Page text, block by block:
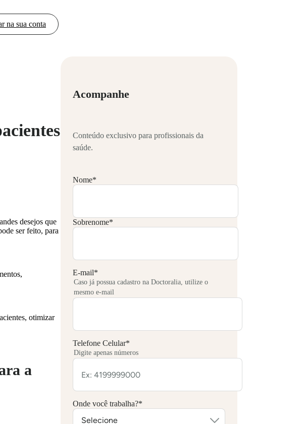
na sua conta
desejos que
ser feito, para
otimizar
a
Acompanhe
Conteúdo exclusivo para profissionais da
saúde.
Nome*
Sobrenome*
E-mail*
Caso já possua cadastro na Doctoralia, utilize o
mesmo e-mail
Telefone Celular*
Digite apenas números
Onde você trabalha?*